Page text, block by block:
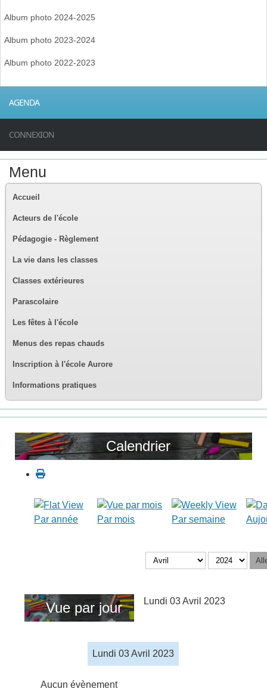
Album photo 2024-2025
Album photo 2023-2024
Album photo 2022-2023
AGENDA
CONNEXION
Menu
Accueil
Acteurs de l'école
Pédagogie - Règlement
La vie dans les classes
Classes extérieures
Parascolaire
Les fêtes à l'école
Menus des repas chauds
Inscription à l'école Aurore
Informations pratiques
Calendrier
Par année Par mois Par semaine
Vue par jour Lundi 03 Avril 2023
Lundi 03 Avril 2023
Aucun évènement